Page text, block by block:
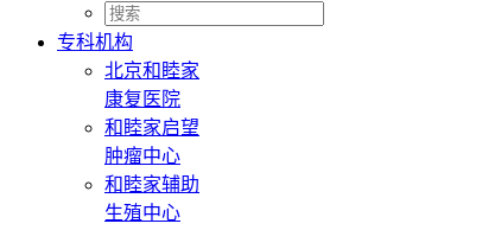
专科机构
北京和睦家
康复医院
和睦家启望
肿瘤中心
和睦家辅助
生殖中心